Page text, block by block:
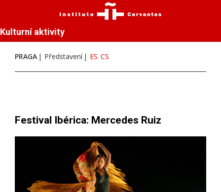
Kulturní aktivity
PRAGA Představení ES CS
Festival Ibérica: Mercedes Ruiz